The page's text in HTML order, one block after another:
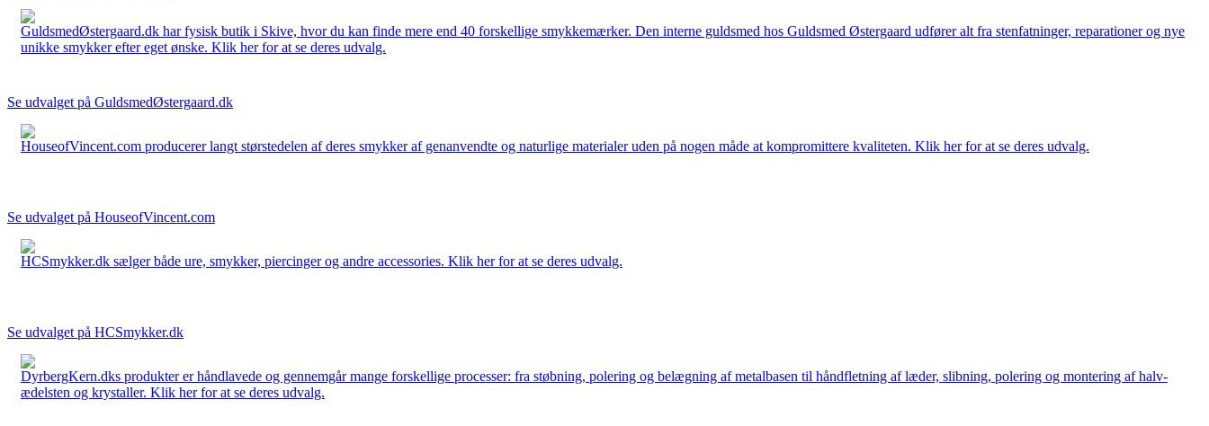
GuldsmedØstergaard.dk har fysisk butik i Skive, hvor du kan finde mere end 40 forskellige smykkemærker. Den interne guldsmed hos Guldsmed Østergaard udfører alt fra stenfatninger, reparationer og nye
unikke smykker efter eget ønske. Klik her for at se deres udvalg.
Se udvalget på GuldsmedØstergaard.dk
HouseofVincent.com producerer langt størstedelen af deres smykker af genanvendte og naturlige materialer uden på nogen måde at kompromittere kvaliteten. Klik her for at se deres udvalg.
Se udvalget på HouseofVincent.com
HCSmykker.dk sælger både ure, smykker, piercinger og andre accessories. Klik her for at se deres udvalg.
Se udvalget på HCSmykker.dk
DyrbergKern.dks produkter er håndlavede og gennemgår mange forskellige processer: fra støbning, polering og belægning af metalbasen til håndfletning af læder, slibning, polering og montering af halv-
ædelsten og krystaller. Klik her for at se deres udvalg.